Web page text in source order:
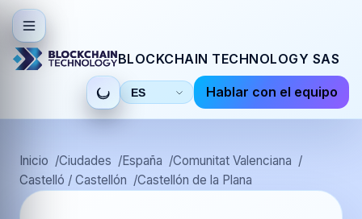
BLOCKCHAIN TECHNOLOGY SAS
Seleccionar
idioma
Hablar con el equipo
Inicio Ciudades España
Comunitat Valenciana
Castelló / Castellón
Castellón de la Plana